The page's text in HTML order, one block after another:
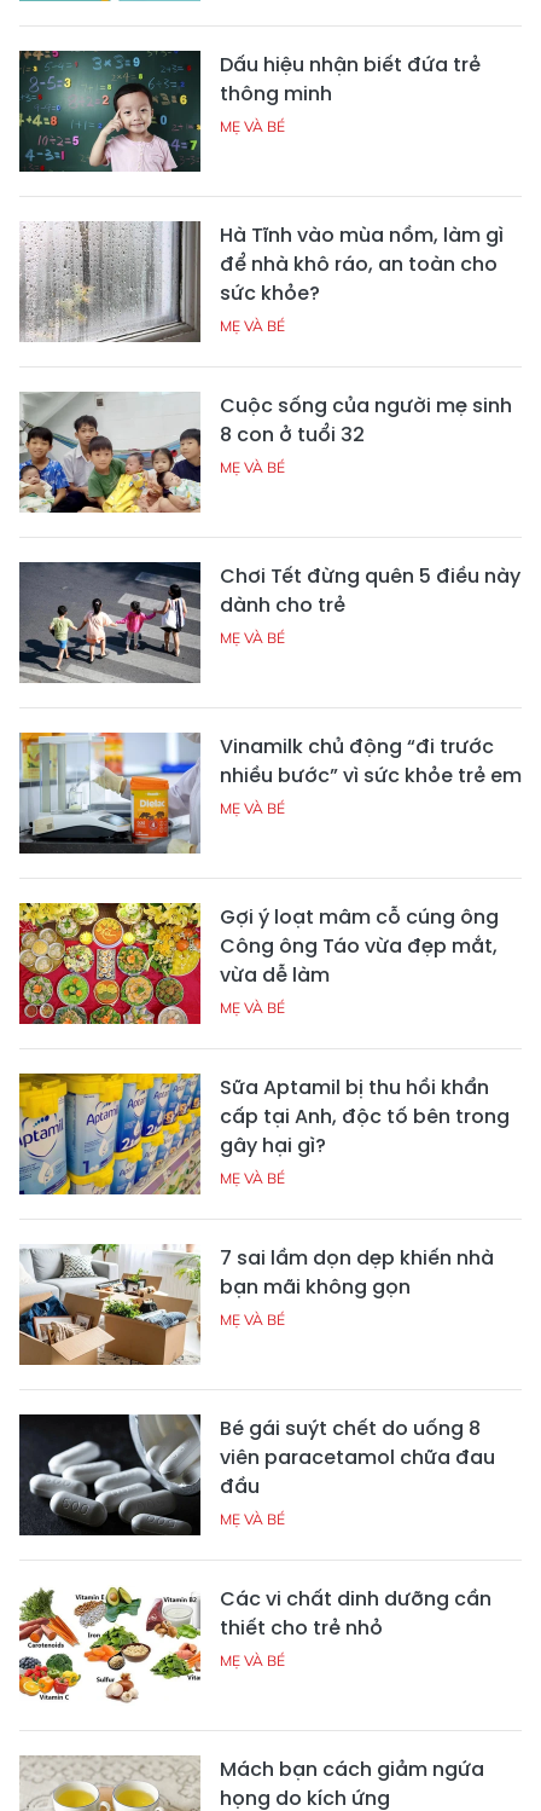
Dấu hiệu nhận biết đứa trẻ
thông minh
MẸ VÀ BÉ
Hà Tĩnh vào mùa nồm, làm gì
để nhà khô ráo, an toàn cho
sức khỏe?
MẸ VÀ BÉ
Cuộc sống của người mẹ sinh
8 con ở tuổi 32
MẸ VÀ BÉ
Chơi Tết đừng quên 5 điều này
dành cho trẻ
MẸ VÀ BÉ
Vinamilk chủ động “đi trước
nhiều bước” vì sức khỏe trẻ em
MẸ VÀ BÉ
Gợi ý loạt mâm cỗ cúng ông
Công ông Táo vừa đẹp mắt,
vừa dễ làm
MẸ VÀ BÉ
Sữa Aptamil bị thu hồi khẩn
cấp tại Anh, độc tố bên trong
gây hại gì?
MẸ VÀ BÉ
7 sai lầm dọn dẹp khiến nhà
bạn mãi không gọn
MẸ VÀ BÉ
Bé gái suýt chết do uống 8
viên paracetamol chữa đau
đầu
MẸ VÀ BÉ
Các vi chất dinh dưỡng cần
thiết cho trẻ nhỏ
MẸ VÀ BÉ
Mách bạn cách giảm ngứa
họng do kích ứng